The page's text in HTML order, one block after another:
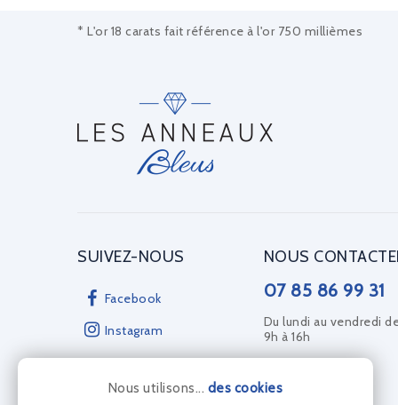
* L'or 18 carats fait référence à l'or 750 millièmes
SUIVEZ-NOUS
Facebook
Instagram
NOUS
07 85 86 99 31
Du lundi au vendredi
9h à 16h
Nous utilisons... des cookies